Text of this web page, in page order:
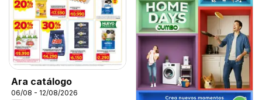
Ara catálogo
06/08 - 12/08/2026